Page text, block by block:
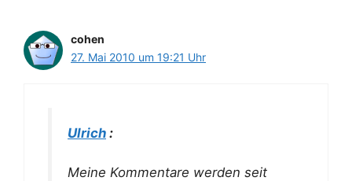
cohen
27. Mai 2010 um 19:21 Uhr
Ulrich :
Meine Kommentare werden seit